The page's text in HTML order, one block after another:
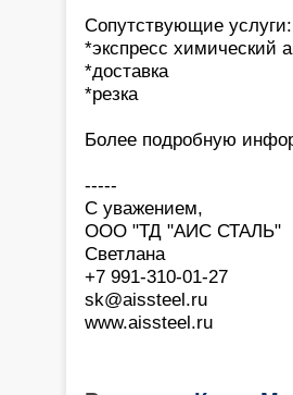
Сопутствующие услуги:
*экспресс химический
*доставка
*резка
Более подробную
-----
С уважением,
ООО "ТД "АИС СТАЛЬ"
Светлана
+7 991-310-01-27
sk@aissteel.ru
www.aissteel.ru